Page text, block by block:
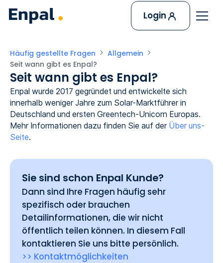
Login
Häufig gestellte Fragen
Allgemein
Seit wann gibt es Enpal?
Seit wann gibt es Enpal?
Enpal wurde 2017 gegründet und entwickelte sich
innerhalb weniger Jahre zum Solar-Marktführer in
Deutschland und ersten Greentech-Unicorn Europas.
Mehr Informationen dazu finden Sie auf der Über uns-
Seite.
Sie sind schon Enpal Kunde?
Dann sind Ihre Fragen häufig sehr
spezifisch oder brauchen
Detailinformationen, die wir nicht
öffentlich teilen können. In diesem Fall
kontaktieren Sie uns bitte persönlich.
>> Kontaktmöglichkeiten